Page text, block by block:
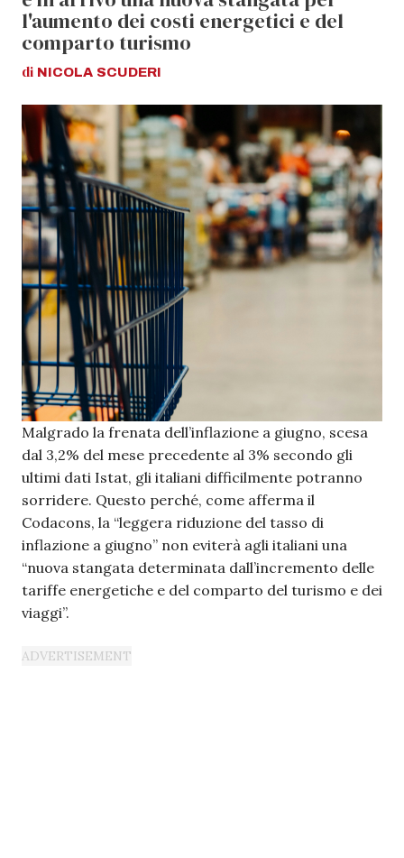
l'aumento dei costi energetici e del
comparto turismo
di NICOLA SCUDERI
Malgrado la frenata dell’inflazione a giugno, scesa
dal 3,2% del mese precedente al 3% secondo gli
ultimi dati Istat, gli italiani difficilmente potranno
sorridere. Questo perché, come afferma il
Codacons, la “leggera riduzione del tasso di
inflazione a giugno” non eviterà agli italiani una
“nuova stangata determinata dall’incremento delle
tariffe energetiche e del comparto del turismo e dei
viaggi”.